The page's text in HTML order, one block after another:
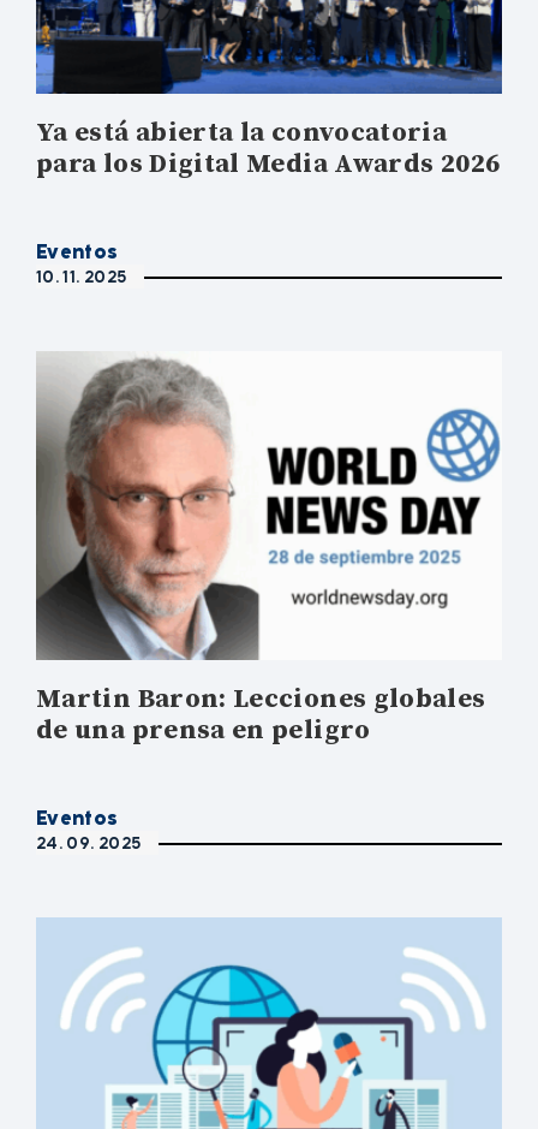
Ya está abierta la convocatoria
para los Digital Media Awards 2026
Eventos
10. 11. 2025
Martin Baron: Lecciones globales
de una prensa en peligro
Eventos
24. 09. 2025